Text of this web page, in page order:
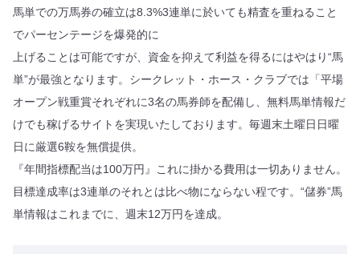
馬単での万馬券の確立は8.3%3連単に於いても精査を重ねること
でパーセンテージを爆発的に
上げることは可能ですが、資金を抑えて利益を得るにはやはり“馬
単”が最強となります。シークレット・ホース・クラブでは「平場
オープン戦重賞それぞれに3名の馬券師を配備し、無料馬単情報だ
けでも稼げるサイトを実現いたしております。毎週末土曜日日曜
日に厳選6鞍を無償提供。
『年間指標配当は100万円』これに掛かる費用は一切ありません。
目標達成率は3連単のそれとは比べ物にならない程です。“儲券”馬
単情報はこれまでに、週末12万円を達成。